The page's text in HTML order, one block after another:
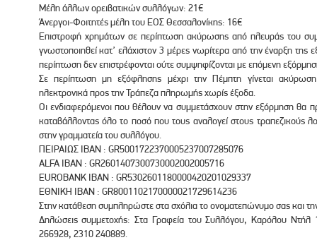
Μέλη άλλων ορειβατικών συλλόγων: 21€
Άνεργοι-Φοιτητές μέλη του ΕΟΣ Θεσσαλονίκης: 16€
Επιστροφή χρημάτων σε περίπτωση ακύρωσης από πλευράς του
γνωστοποιηθεί κατ’ ελάχιστον 3 μέρες νωρίτερα από την έναρξη
περίπτωση δεν επιστρέφονται ούτε συμψηφίζονται με επόμενη
Σε περίπτωση μη εξόφλησης μέχρι την Πέμπτη γίνεται ακύρωση
ηλεκτρονικά προς την Τράπεζα πληρωμής χωρίς έξοδα.
Οι ενδιαφερόμενοι που θέλουν να συμμετάσχουν στην εξόρμηση θα
καταβάλλοντας όλο το ποσό που τους αναλογεί στους τραπεζικούς
στην γραμματεία του συλλόγου.
ΠΕΙ­ΡΑΙΩΣ ΙΒΑΝ : GR5001722370005237007285076
ALFA IBAN : GR2601407300730002002005716
EUROBANK IBAN : GR5302601180000420201029337
ΕΘΝΙΚΗ IBAN : GR8001102170000021729614236
Στην κατάθεση συμπληρώστε στα σχόλια το ονοματεπώνυμο σας και
Δηλώσεις συμμετοχής: Στα Γραφεία του Συλλόγου, Καρόλου
266928, 2310 240889.